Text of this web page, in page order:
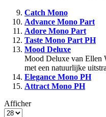
Catch Mono
Advance Mono Part
Adore Mono Part
Taste Mono Part PH
Mood Deluxe
Mood Deluxe van Ellen
met een natuurlijke
Elegance Mono PH
Attract Mono PH
Afficher